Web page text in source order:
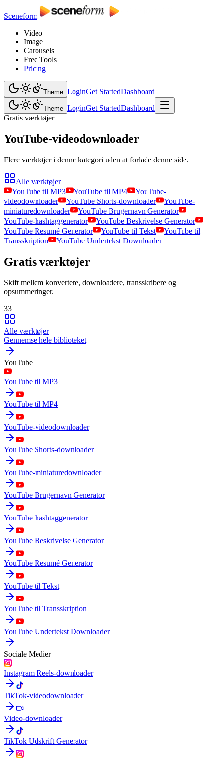
Sceneform
Video
Image
Carousels
Free Tools
Pricing
Theme LoginGet StartedDashboard
Theme LoginGet StartedDashboard
Gratis værktøjer
YouTube-videodownloader
Flere værktøjer i denne kategori uden at forlade denne side.
Alle værktøjer
YouTube til MP3
YouTube til MP4
YouTube-
videodownloader
YouTube Shorts-downloader
YouTube-
miniaturedownloader
YouTube Brugernavn Generator
YouTube-hashtaggenerator
YouTube Beskrivelse Generator
YouTube Resumé Generator
YouTube til Tekst
YouTube til
Transskription
YouTube Undertekst Downloader
Gratis værktøjer
Skift mellem konvertere, downloadere, transskribere og
opsummeringer.
33
Alle værktøjer
Gennemse hele biblioteket
YouTube
YouTube til MP3
YouTube til MP4
YouTube-videodownloader
YouTube Shorts-downloader
YouTube-miniaturedownloader
YouTube Brugernavn Generator
YouTube-hashtaggenerator
YouTube Beskrivelse Generator
YouTube Resumé Generator
YouTube til Tekst
YouTube til Transskription
YouTube Undertekst Downloader
Sociale Medier
Instagram Reels-downloader
TikTok-videodownloader
Video-downloader
TikTok Udskrift Generator